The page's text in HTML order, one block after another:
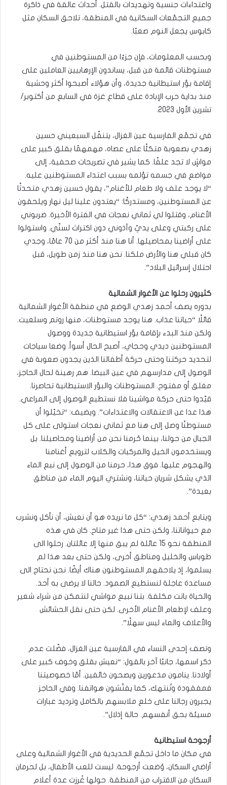
واعتداءات جنسية وتهديدات بالقتل. أحداث عالقة في ذاكرة
جميع التجمّعات السكانية في المنطقة، تلاحق السكان مثل
كابوس يجعل النوم صعبًا.
وبحسب المعلومات، فإن جزءًا من المستوطنين في
مستوطنات قائمة من قبل، يساندون الإرهابيين العاملين على
إقامة بؤر استيطانية جديدة، وأن هؤلاء أصبحوا أكثر وحشية
منذ بداية حرب الإبادة على قطاع غزة في السابع من أكتوبر/
تشرين الأول 2023.
في تجمّع الفارسية عين الغزال، يتنقّل السبعيني حسين
زهدي بصعوبة متكئًا على عصاه، مهمهمًا بقلق كبير على
مواشٍ لا تجد علفًا. كما يشير في تصريحات صحفية، إلى
مواضع في جسمه تؤلمه بسبب اعتداء المستوطنين عليه.
“لا يوجد علف ولا طعام للأغنام”، يقول حسين زهدي متحدثًا
عن المستوطنين، ومستدركًا: “يعتدون علينا ليل نهار ويلحقون
الأغنام، وقتلوا لي ثماني نعجات في الفترة الأخيرة. ضربوني
على ركبتي وعلى يديّ وآذوني دون اكتراث لسنّي. واستولوا
على أراضينا بمحاصيلها. أنا هنا منذ أكثر من 70 عامًا، وجدي
كان قبلي هنا والأرض ملكنا. نحن هنا منذ زمن طويل، قبل
احتلال إسرائيل البلاد”.
كثيرون رحلوا عن الأغوار الشمالية
بدوره يصف أحمد زهدي الوضع في منطقة الأغوار الشمالية
قائلًا “حياتنا عذاب. هنا يوجد مستوطنات، منها روتم وسلعيت.
ولكن منذ البدء بإقامة بؤر استيطانية جديدة ووصول
المستوطنين ديدي وحجاي، أصبح الحال أسوأ. وضعا سياجات
لتحديد حركتنا وحتى حركة أطفالنا الذين يجدون صعوبة في
الوصول إلى مدارسهم في عين البيضا. هم رهينة لحال الحاجز،
مغلق أو مفتوح. المستوطنات والبؤر الاستيطانية تحاصرنا.
قيّدوا حتى حركة مواشينا فلا نستطيع الوصول إلى المراعي.
هذا عدا عن الاعتقالات والاعتداءات”. ويضيف: “تخيّلوا أن
مستوطنًا وصل إلى هنا مع ثماني نعجات استولى على كل
الجبال من حولنا، بينما حُرمنا نحن من أراضينا ومحاصيلنا. بل
ويستخدمون الخيل والمركبات والكلاب لترويع أغنامنا
والهجوم عليها. فوق هذا، حرمنا من الوصول إلى نبع الماء
الذي يشكل شريان حياتنا، ونشتري اليوم الماء من مناطق
بعيدة”.
ويتابع أحمد زهدي: “كل ما نريده هو أن نعيش، أن نأكل ونشرب
مع حيواناتنا، ولكن حتى هذا غير متاح. كان في هذه
المنطقة نحو 15 عائلة لم يبق منها إلا عائلتان. رحلوا الى
طوباس والخليل ومناطق أخرى، ولكن حتى بعد هذا لم
يسلموا، إذ يلاحقهم المستوطنون هناك أيضًا. نحن نحتاج الى
مساعدة عاجلة لنستطيع الصمود. حالنا لا يرضى به أحد.
والحياة باتت مكلفة. بتنا نبيع مواشي لنتمكن من شراء شعير
وعلف لإطعام الأغنام الأخرى. لكن حتى نقل الحشائش
والأعلاف والماء ليس سهلًا”.
وتصف إحدى النساء في الفارسية عين الغزال، فضّلت عدم
ذكر اسمها، جانبًا آخر بالقول: “نعيش بقلق وخوف كبير على
أولادنا. ينامون مذعورين ويصحون خائفين. أمّا خصوصيتنا
فمفقودة وتُنتهك، كما يفتّشون هواتفنا. وفي الحاجز
يجبرون رجالنا على خلع ملابسهم بالكامل وترديد عبارات
مسيئة بحق أنفسهم. حالة إذلال”.
أرجوحة استيطانية
في مكان ما داخل تجمّع الحديدية في الأغوار الشمالية وعلى
أراضي السكان، وُضعت أرجوحة. ليست للعب الأطفال، بل لحرمان
السكان من الاقتراب من المنطقة. حولها غُرزت عدة أعلام